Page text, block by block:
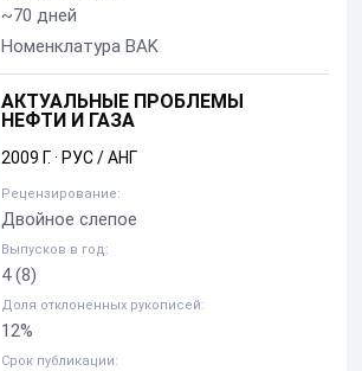
~70 дней
Номенклатура BAK
АКТУАЛЬНЫЕ ПРОБЛЕМЫ
НЕФТИ И ГАЗА
2009 Г.· РУС / АНГ
Рецензирование:
Двойное слепое
Выпусков в год:
4(8)
Доля отклоненных рукописей:
12%
Срок публикации: